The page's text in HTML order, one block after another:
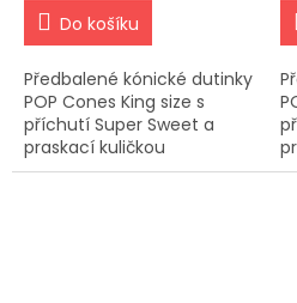
Do košíku
Předbalené kónické dutinky
POP Cones King size s
příchutí Super Sweet a
praskací kuličkou
naplněnou 100% ovocnými